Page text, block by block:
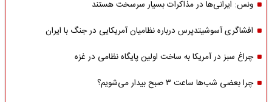
ونس: ایرانی‌ها در مذاکرات بسیار سرسخت هستند
افشاگری آسوشیتدپرس درباره نظامیان آمریکایی در جنگ با ایران
چراغ سبز در آمریکا به ساخت اولین پایگاه نظامی در غزه
چرا بعضی شب‌ها ساعت ۳ صبح بیدار می‌شویم؟